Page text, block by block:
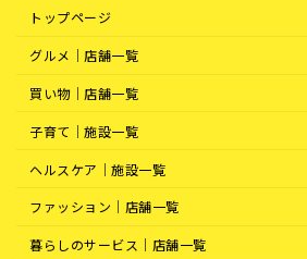
トップページ
グルメ｜店舗一覧
買い物｜店舗一覧
子育て｜施設一覧
ヘルスケア｜施設一覧
ファッション｜店舗一覧
暮らしのサービス｜店舗一覧